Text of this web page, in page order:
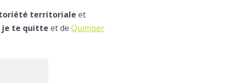
territoriale et
je te quitte et de Quimper